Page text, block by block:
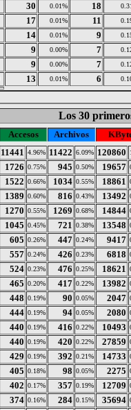
30 0.01% 18
17 0.01% 11
14 0.01% 9
9 0.00% 7
9 0.00% 7
13 0.01% 6
Los 30
Accesos Archivos
11441 4.96% 11422 6.09% 120860
1726 0.75% 945 0.50% 19657
1522 0.66% 1034 0.55% 18861
1389 0.60% 816 0.43% 13492
1270 0.55% 1269 0.68% 14844
1045 0.45% 721 0.38% 13548
605 0.26% 447 0.24% 9417
557 0.24% 426 0.23% 6818
524 0.23% 476 0.25% 18621
465 0.20% 417 0.22% 13982
448 0.19% 90 0.05% 2047
444 0.19% 94 0.05% 2080
440 0.19% 416 0.22% 10493
440 0.19% 420 0.22% 27859
429 0.19% 392 0.21% 14733
405 0.18% 98 0.05% 2275
402 0.17% 357 0.19% 12709
374 0.16% 284 0.15% 35694